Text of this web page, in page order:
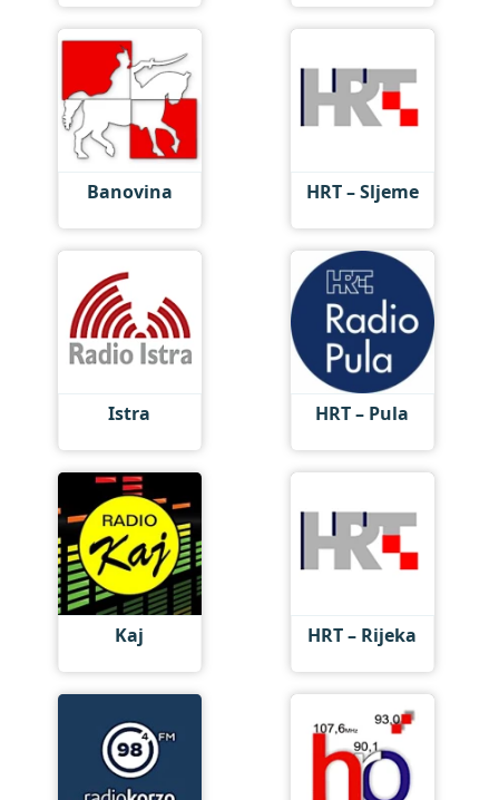
Banovina HRT – Sljeme
Istra HRT – Pula
Kaj HRT – Rijeka